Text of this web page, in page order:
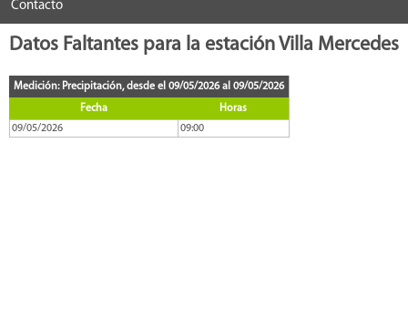
Contacto
Datos Faltantes para la estación Villa Mercedes
Medición: Precipitación, desde el 09/05/2026 al 09/05/2026
Fecha
Horas
09/05/2026
09:00